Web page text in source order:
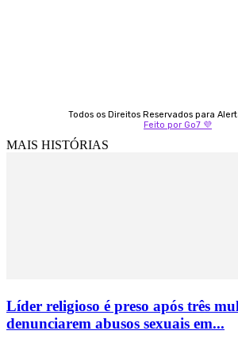
Todos os Direitos Reservados para
Feito por Go7 💜
MAIS HISTÓRIAS
Líder religioso é preso após três
denunciarem abusos sexuais em...